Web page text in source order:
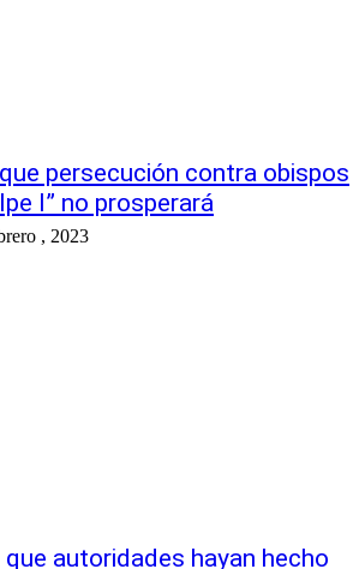
persecución contra obispos
I” no prosperará
, 2023
autoridades hayan hecho